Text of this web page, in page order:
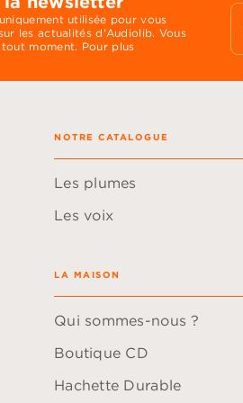
utilisée pour vous
les actualités d'Audiolib. Vous
moment. Pour plus
NOTRE CATALOGUE
Les plumes
Les voix
LA MAISON
Qui sommes-nous ?
Boutique CD
Hachette Durable